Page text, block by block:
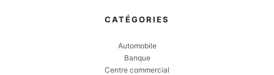
CATÉGORIES
Automobile
Banque
Centre commercial